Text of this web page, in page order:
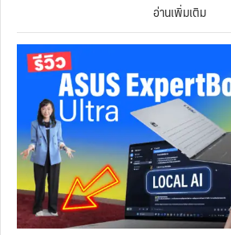
อ่านเพิ่มเติม